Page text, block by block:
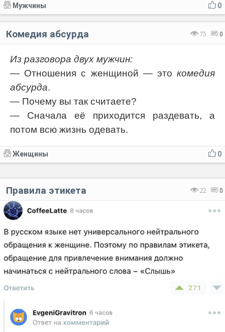
0
Мужчины
75 0
Комедия абсурда
Из разговора двух мужчин:
— Отношения с женщиной — это комедия
абсурда.
— Почему вы так считаете?
— Сначала её приходится раздевать, а
потом всю жизнь одевать.
0
Женщины
22 0
Правила этикета